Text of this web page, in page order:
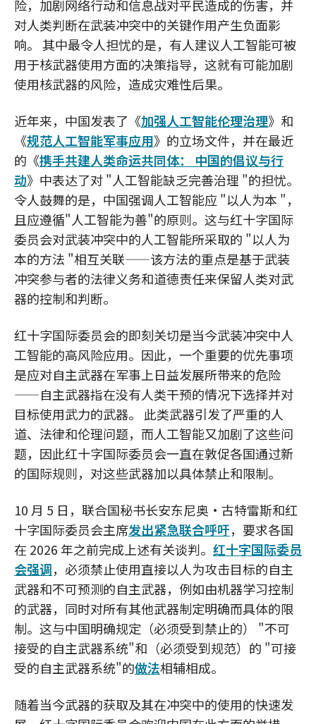
险，加剧网络行动和信息战对平民造成的伤害，并
对人类判断在武装冲突中的关键作用产生负面影
响。 其中最令人担忧的是，有人建议人工智能可被
用于核武器使用方面的决策指导，这就有可能加剧
使用核武器的风险，造成灾难性后果。
近年来，中国发表了《加强人工智能伦理治理》和
《规范人工智能军事应用》的立场文件，并在最近
的《携手共建人类命运共同体： 中国的倡议与行
动》中表达了对 "人工智能缺乏完善治理 "的担忧。
令人鼓舞的是，中国强调人工智能应 "以人为本 "，
且应遵循"人工智能为善"的原则。这与红十字国际
委员会对武装冲突中的人工智能所采取的 "以人为
本的方法 "相互关联——该方法的重点是基于武装
冲突参与者的法律义务和道德责任来保留人类对武
器的控制和判断。
红十字国际委员会的即刻关切是当今武装冲突中人
工智能的高风险应用。因此，一个重要的优先事项
是应对自主武器在军事上日益发展所带来的危险
——自主武器指在没有人类干预的情况下选择并对
目标使用武力的武器。 此类武器引发了严重的人
道、法律和伦理问题，而人工智能又加剧了这些问
题，因此红十字国际委员会一直在敦促各国通过新
的国际规则，对这些武器加以具体禁止和限制。
10 月 5 日，联合国秘书长安东尼奥·古特雷斯和红
十字国际委员会主席发出紧急联合呼吁，要求各国
在 2026 年之前完成上述有关谈判。 红十字国际委员
会强调，必须禁止使用直接以人为攻击目标的自主
武器和不可预测的自主武器，例如由机器学习控制
的武器，同时对所有其他武器制定明确而具体的限
制。这与中国明确规定（必须受到禁止的） "不可
接受的自主武器系统"和（必须受到规范）的 "可接
受的自主武器系统"的做法相辅相成。
随着当今武器的获取及其在冲突中的使用的快速发